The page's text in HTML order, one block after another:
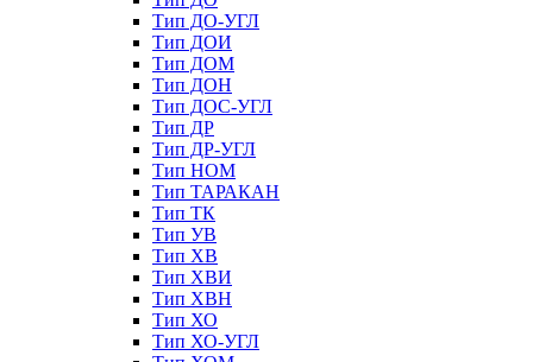
Тип ДО-УГЛ
Тип ДОИ
Тип ДОМ
Тип ДОН
Тип ДОС-УГЛ
Тип ДР
Тип ДР-УГЛ
Тип НОМ
Тип ТАРАКАН
Тип ТК
Тип УВ
Тип ХВ
Тип ХВИ
Тип ХВН
Тип ХО
Тип ХО-УГЛ